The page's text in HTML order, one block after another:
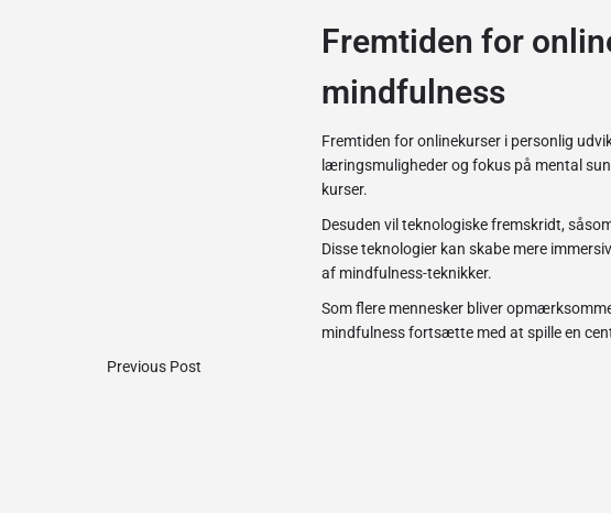
Fremtiden for
mindfulness
Fremtiden for onlinekurser i personlig
læringsmuligheder og fokus på mental
kurser.
Desuden vil teknologiske fremskridt,
Disse teknologier kan skabe mere
af mindfulness-teknikker.
Som flere mennesker bliver
mindfulness fortsætte med at spille en
Previous Post